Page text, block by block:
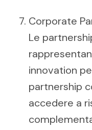
Corporate
Le
innovation
partnership
accedere a